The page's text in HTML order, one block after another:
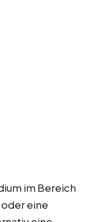
im Bereich
eine